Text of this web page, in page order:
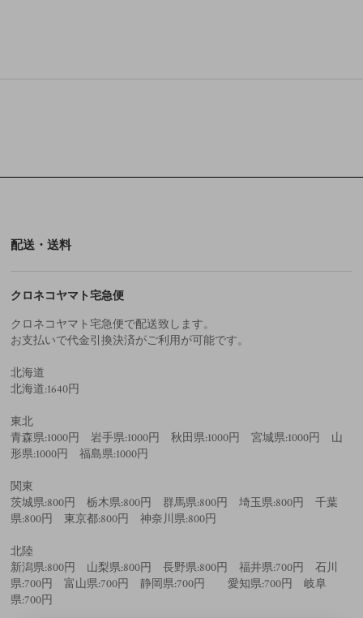
配送・送料
クロネコヤマト宅急便
クロネコヤマト宅急便で配送致します。
お支払いで代金引換決済がご利用が可能です。
北海道
北海道:1640円
東北
青森県:1000円 岩手県:1000円 秋田県:1000円 宮城県:1000円 山
形県:1000円 福島県:1000円
関東
茨城県:800円 栃木県:800円 群馬県:800円 埼玉県:800円 千葉
県:800円 東京都:800円 神奈川県:800円
北陸
新潟県:800円 山梨県:800円 長野県:800円 福井県:700円 石川
県:700円 富山県:700円 静岡県:700円 愛知県:700円 岐阜
県:700円